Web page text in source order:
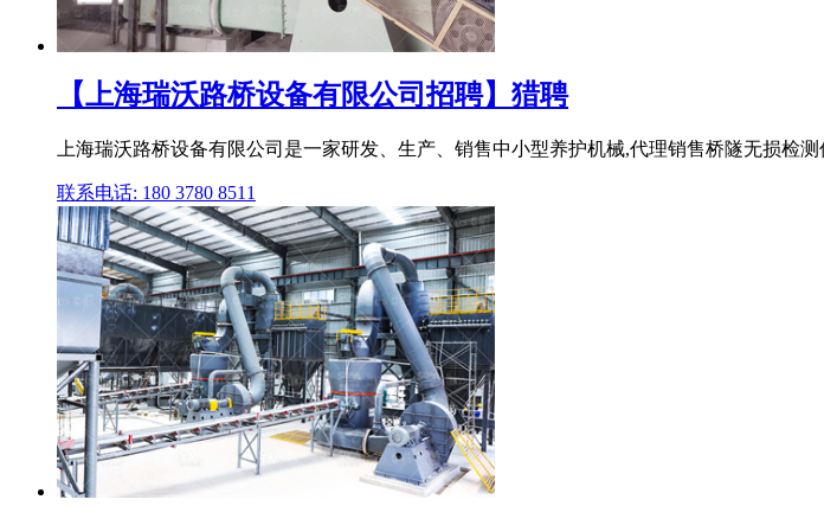
【上海瑞沃路桥设备有限公司招聘】猎聘
上海瑞沃路桥设备有限公司是一家研发、生产、销售中小型养护机械,代理销售桥隧无损检
联系电话: 180 3780 8511